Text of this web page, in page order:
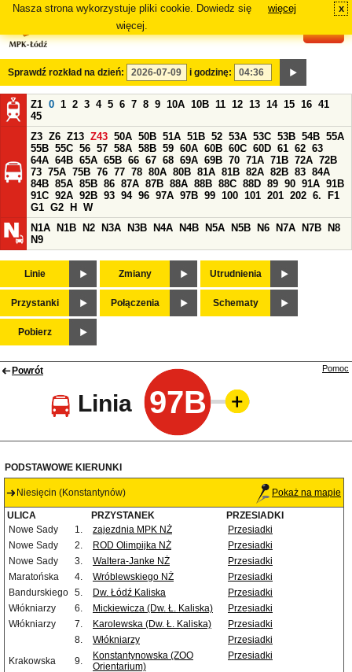
Nasza strona wykorzystuje pliki cookie. Dowiedz się
więcej.
więcej x
Sprawdź rozkład na dzień: i godzinę:
Z1 0 1 2 3 4 5 6 7 8 9 10A 10B 11 12 13 14 15 16 41
45
Z3 Z6 Z13 Z43 50A 50B 51A 51B 52 53A 53C 53B 54B 55A
55B 55C 56 57 58A 58B 59 60A 60B 60C 60D 61 62 63
64A 64B 65A 65B 66 67 68 69A 69B 70 71A 71B 72A 72B
73 75A 75B 76 77 78 80A 80B 81A 81B 82A 82B 83 84A
84B 85A 85B 86 87A 87B 88A 88B 88C 88D 89 90 91A 91B
91C 92A 92B 93 94 96 97A 97B 99 100 101 201 202 6.
F1
G1 G2 H
W
N1A
N1B N2 N3A N3B N4A N4B N5A N5B N6 N7A N7B
N8
N9
Linie Zmiany Utrudnienia
Przystanki Połączenia Schematy
Pobierz
Powrót
Linia 97B
Pomoc
PODSTAWOWE KIERUNKI
Niesięcin (Konstantynów) Pokaż na mapie
ULICA PRZYSTANEK
PRZESIADKI
Nowe Sady
1. zajezdnia MPK NŻ
Przesiadki
Nowe Sady
2. ROD Olimpijka NŻ
Przesiadki
Nowe Sady
3. Waltera-Janke NŻ
Przesiadki
Maratońska
4. Wróblewskiego NŻ
Przesiadki
Bandurskiego 5. Dw. Łódź Kaliska
Przesiadki
Włókniarzy
6. Mickiewicza (Dw. Ł. Kaliska)
Przesiadki
Włókniarzy
7. Karolewska (Dw. Ł. Kaliska)
Przesiadki
8.
Włókniarzy
Przesiadki
Krakowska
9.
Konstantynowska (ZOO
Orientarium)
Przesiadki